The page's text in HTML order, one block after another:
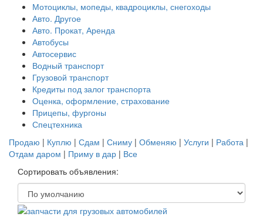
Мотоциклы, мопеды, квадроциклы, снегоходы
Авто. Другое
Авто. Прокат, Аренда
Автобусы
Автосервис
Водный транспорт
Грузовой транспорт
Кредиты под залог транспорта
Оценка, оформление, страхование
Прицепы, фургоны
Спецтехника
Продаю | Куплю | Сдам | Сниму | Обменяю | Услуги | Работа |
Отдам даром | Приму в дар | Все
Сортировать объявления: